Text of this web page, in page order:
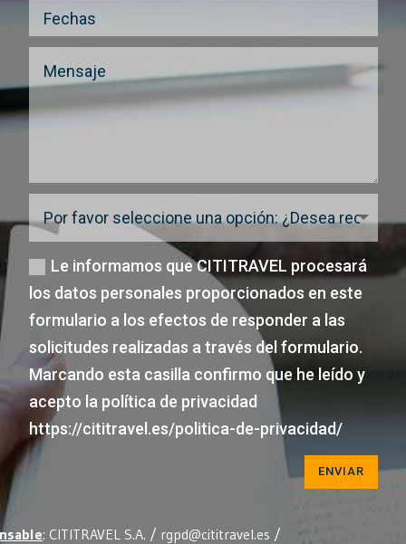
Le informamos que CITITRAVEL procesará
los datos personales proporcionados en este
formulario a los efectos de responder a las
solicitudes realizadas a través del formulario.
Marcando esta casilla confirmo que he leído y
acepto la política de privacidad
https://cititravel.es/politica-de-privacidad/
ENVIAR
: CITITRAVEL S.A. / rgpd@cititravel.es /